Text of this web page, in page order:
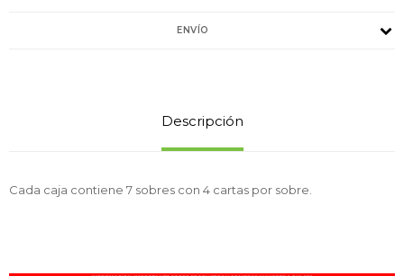
ENVÍO
Descripción
Cada caja contiene 7 sobres con 4 cartas por sobre.